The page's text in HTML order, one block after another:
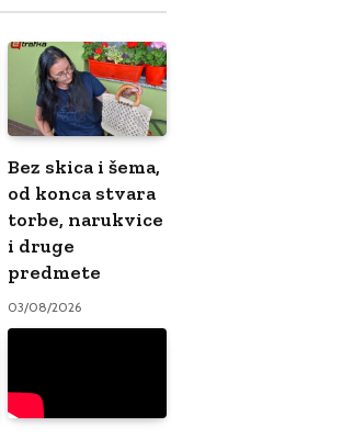
Bez skica i šema,
od konca stvara
torbe, narukvice
i druge
predmete
03/08/2026